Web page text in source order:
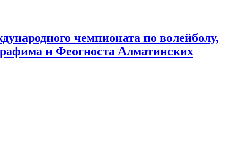
чемпионата по волейболу,
и Феогноста Алматинских